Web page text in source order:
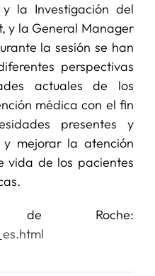
la Investigación del
y la General Manager
la sesión se han
perspectivas
actuales de los
médica con el fin
presentes y
mejorar la atención
de los pacientes
Roche: